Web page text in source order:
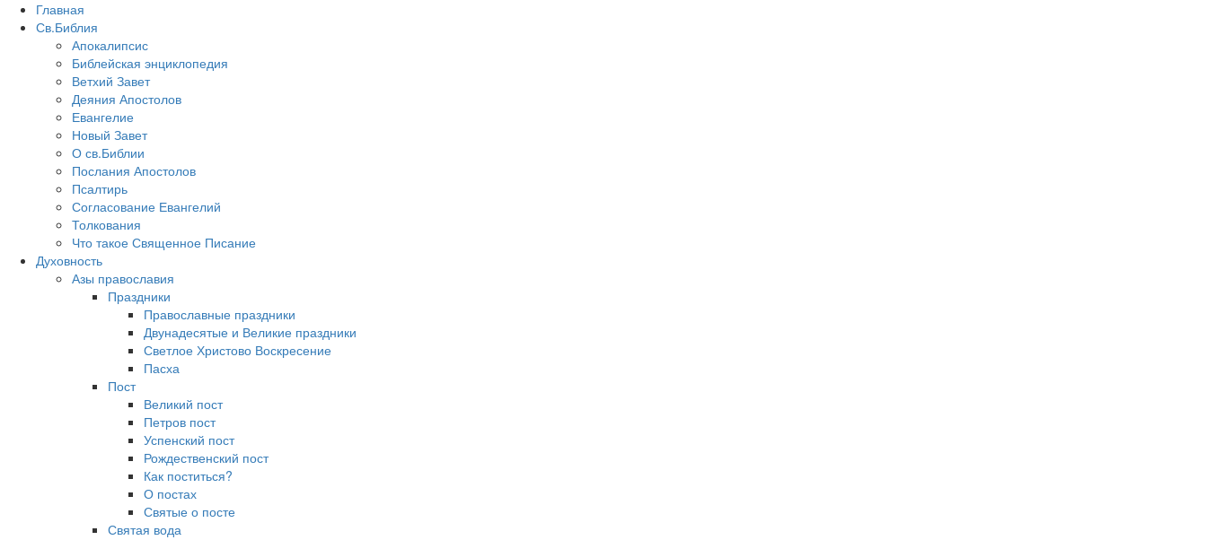
Главная
Св.Библия
Апокалипсис
Библейская энциклопедия
Ветхий Завет
Деяния Апостолов
Евангелие
Новый Завет
О св.Библии
Послания Апостолов
Псалтирь
Согласование Евангелий
Толкования
Что такое Священное Писание
Духовность
Азы православия
Праздники
Православные праздники
Двунадесятые и Великие праздники
Светлое Христово Воскресение
Пасха
Пост
Великий пост
Петров пост
Успенский пост
Рождественский пост
Как поститься?
О постах
Святые о посте
Святая вода